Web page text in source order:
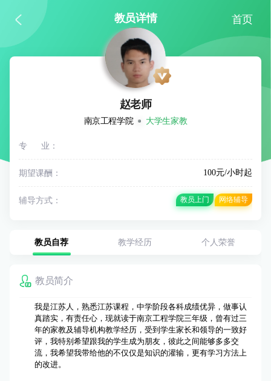
教员详情 首页
赵老师
南京工程学院 大学生家教
专 业：
期望课酬： 100元/小时起
辅导方式： 教员上门 网络辅导
教员自荐 教学经历 个人荣誉
教员简介
我是江苏人，熟悉江苏课程，中学阶段各科成绩优异，做事认
真踏实，有责任心，现就读于南京工程学院三年级，曾有过三
年的家教及辅导机构教学经历，受到学生家长和领导的一致好
评，我特别希望跟我的学生成为朋友，彼此之间能够多多交
流，我希望我带给他的不仅仅是知识的灌输，更有学习方法上
的改进。